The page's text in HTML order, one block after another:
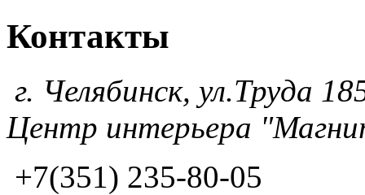
Контакты
г. Челябинск, ул.Труда
Центр интерьера
+7(351) 235-80-05